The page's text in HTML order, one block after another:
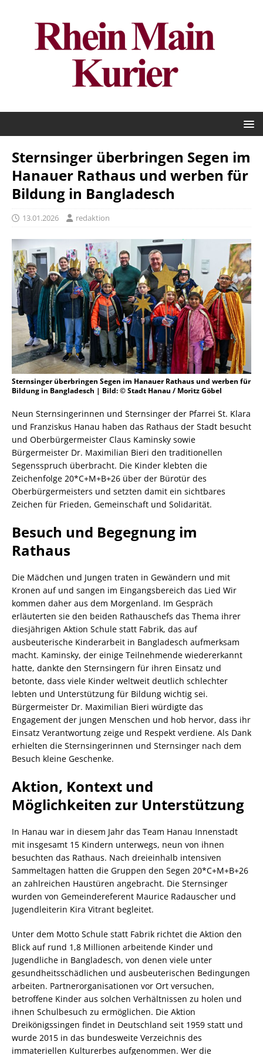
Sternsinger überbringen Segen im
Hanauer Rathaus und werben für
Bildung in Bangladesch
13.01.2026 redaktion
Sternsinger überbringen Segen im Hanauer Rathaus und werben für
Bildung in Bangladesch | Bild: © Stadt Hanau / Moritz Göbel
Neun Sternsingerinnen und Sternsinger der Pfarrei St. Klara
und Franziskus Hanau haben das Rathaus der Stadt besucht
und Oberbürgermeister Claus Kaminsky sowie
Bürgermeister Dr. Maximilian Bieri den traditionellen
Segensspruch überbracht. Die Kinder klebten die
Zeichenfolge 20*C+M+B+26 über der Bürotür des
Oberbürgermeisters und setzten damit ein sichtbares
Zeichen für Frieden, Gemeinschaft und Solidarität.
Besuch und Begegnung im
Rathaus
Die Mädchen und Jungen traten in Gewändern und mit
Kronen auf und sangen im Eingangsbereich das Lied Wir
kommen daher aus dem Morgenland. Im Gespräch
erläuterten sie den beiden Rathauschefs das Thema ihrer
diesjährigen Aktion Schule statt Fabrik, das auf
ausbeuterische Kinderarbeit in Bangladesch aufmerksam
macht. Kaminsky, der einige Teilnehmende wiedererkannt
hatte, dankte den Sternsingern für ihren Einsatz und
betonte, dass viele Kinder weltweit deutlich schlechter
lebten und Unterstützung für Bildung wichtig sei.
Bürgermeister Dr. Maximilian Bieri würdigte das
Engagement der jungen Menschen und hob hervor, dass ihr
Einsatz Verantwortung zeige und Respekt verdiene. Als Dank
erhielten die Sternsingerinnen und Sternsinger nach dem
Besuch kleine Geschenke.
Aktion, Kontext und
Möglichkeiten zur Unterstützung
In Hanau war in diesem Jahr das Team Hanau Innenstadt
mit insgesamt 15 Kindern unterwegs, neun von ihnen
besuchten das Rathaus. Nach dreieinhalb intensiven
Sammeltagen hatten die Gruppen den Segen 20*C+M+B+26
an zahlreichen Haustüren angebracht. Die Sternsinger
wurden von Gemeindereferent Maurice Radauscher und
Jugendleiterin Kira Vitrant begleitet.
Unter dem Motto Schule statt Fabrik richtet die Aktion den
Blick auf rund 1,8 Millionen arbeitende Kinder und
Jugendliche in Bangladesch, von denen viele unter
gesundheitsschädlichen und ausbeuterischen Bedingungen
arbeiten. Partnerorganisationen vor Ort versuchen,
betroffene Kinder aus solchen Verhältnissen zu holen und
ihnen Schulbesuch zu ermöglichen. Die Aktion
Dreikönigssingen findet in Deutschland seit 1959 statt und
wurde 2015 in das bundesweite Verzeichnis des
immateriellen Kulturerbes aufgenommen. Wer die